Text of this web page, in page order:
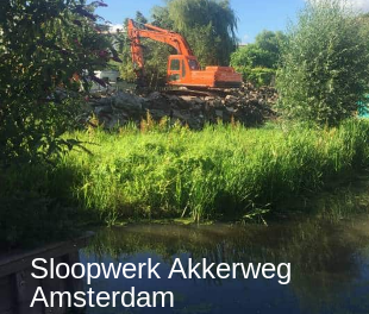
Sloopwerk Akkerweg
Amsterdam